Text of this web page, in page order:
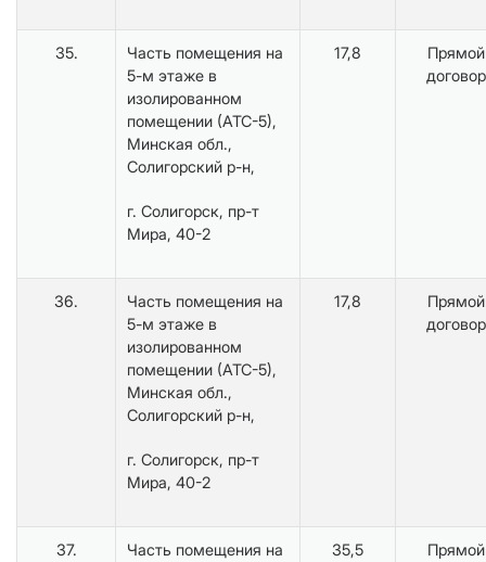
35.
Часть помещения на
5-м этаже в
изолированном
помещении (АТС-5),
Минская обл.,
Солигорский р-н,
г. Солигорск, пр-т
Мира, 40-2
17,8
Прямой
договор
36.
Часть помещения на
5-м этаже в
изолированном
помещении (АТС-5),
Минская обл.,
Солигорский р-н,
г. Солигорск, пр-т
Мира, 40-2
17,8
Прямой
договор
37.
Часть помещения на
35,5
Прямой